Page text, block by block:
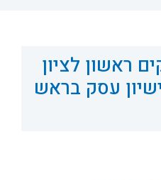
ראשון לציון
עסק בראש